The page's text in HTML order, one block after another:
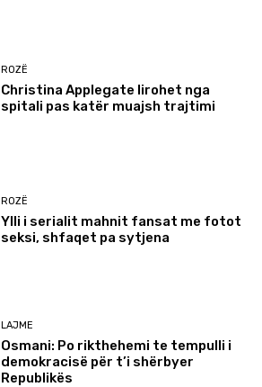
ROZË
Christina Applegate lirohet nga
spitali pas katër muajsh trajtimi
ROZË
Ylli i serialit mahnit fansat me fotot
seksi, shfaqet pa sytjena
LAJME
Osmani: Po rikthehemi te tempulli i
demokracisë për t’i shërbyer
Republikës